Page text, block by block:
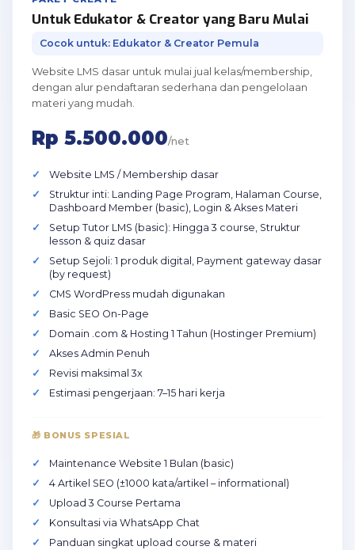
Untuk Edukator & Creator yang Baru Mulai
Cocok untuk: Edukator & Creator Pemula
Website LMS dasar untuk mulai jual kelas/membership,
dengan alur pendaftaran sederhana dan pengelolaan
materi yang mudah.
Rp 5.500.000/net
Website LMS / Membership dasar
Struktur inti: Landing Page Program, Halaman Course,
Dashboard Member (basic), Login & Akses Materi
Setup Tutor LMS (basic): Hingga 3 course, Struktur
lesson & quiz dasar
Setup Sejoli: 1 produk digital, Payment gateway dasar
(by request)
CMS WordPress mudah digunakan
Basic SEO On-Page
Domain .com & Hosting 1 Tahun (Hostinger Premium)
Akses Admin Penuh
Revisi maksimal 3x
Estimasi pengerjaan: 7–15 hari kerja
🎁 BONUS SPESIAL
Maintenance Website 1 Bulan (basic)
4 Artikel SEO (±1000 kata/artikel – informational)
Upload 3 Course Pertama
Konsultasi via WhatsApp Chat
Panduan singkat upload course & materi